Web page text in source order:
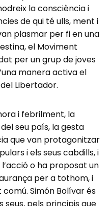
la consciència i
de qui té ulls, ment i
plasmar per fi en una
el Moviment
per un grup de joves
manera activa el
Libertador.
i febrilment, la
seu país, la gesta
que van protagonitzar
i els seus cabdills, i
o ha proposat un
per a tothom, i
Simón Bolívar és
seus, pels principis que